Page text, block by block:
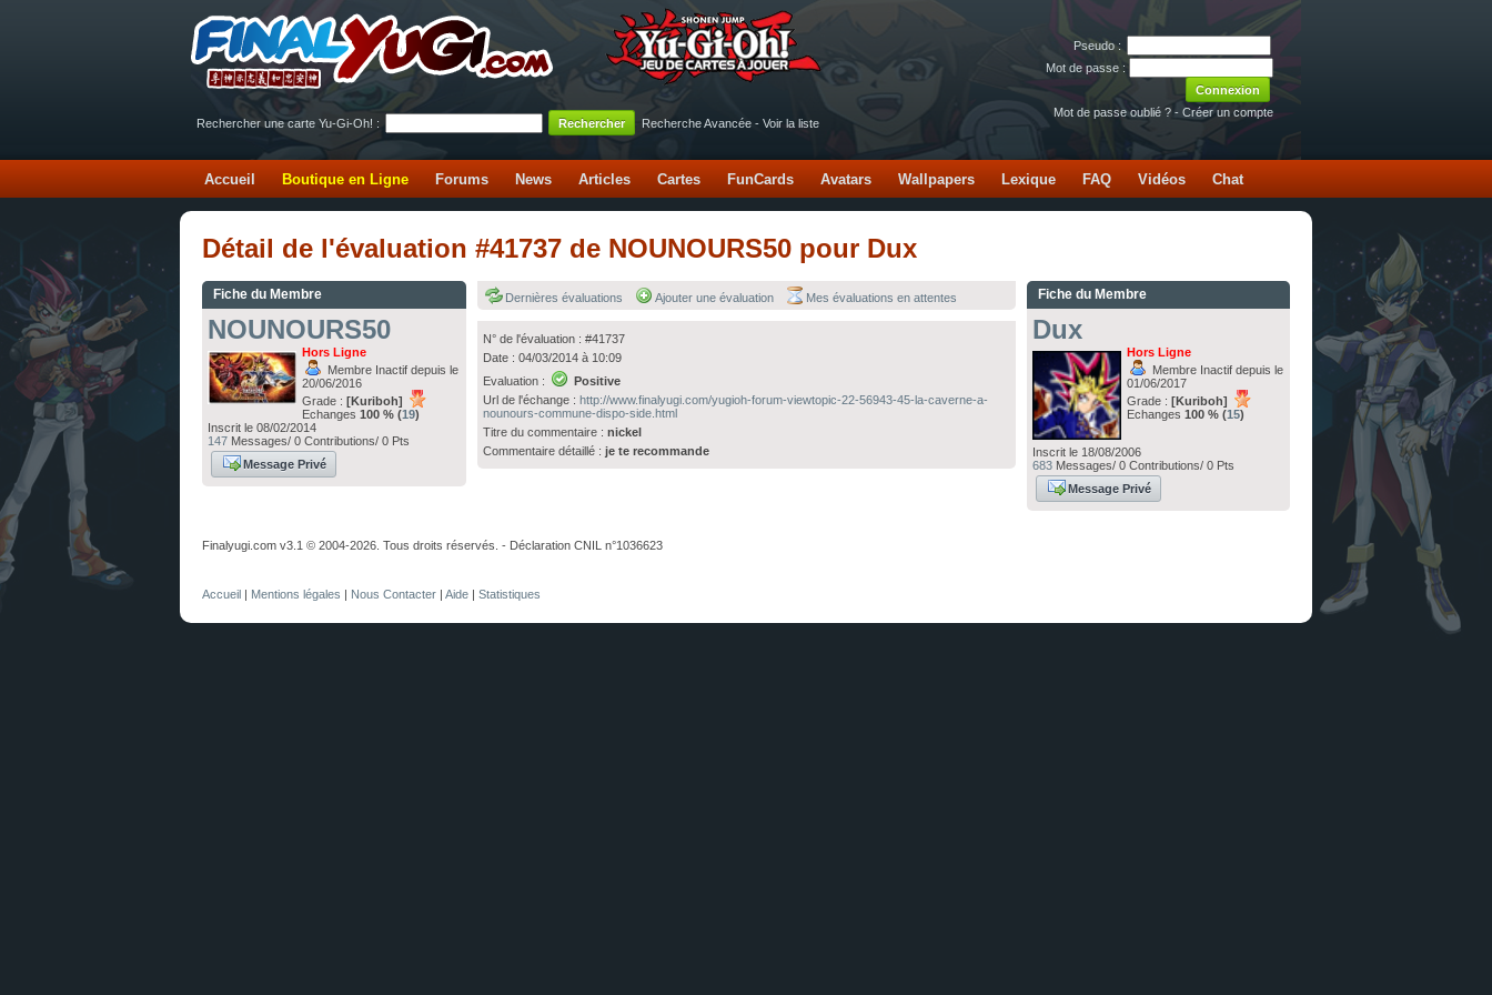
Pseudo :
Mot de passe :
Mot de passe oublié ? - Créer un compte
Rechercher une carte Yu-Gi-Oh! :
Recherche Avancée - Voir la liste
Accueil Boutique en Ligne Forums News Articles Cartes FunCards Avatars Wallpapers Lexique FAQ Vidéos Chat
Détail de l'évaluation #41737 de NOUNOURS50 pour Dux
Fiche du Membre
NOUNOURS50
Hors Ligne
Membre Inactif depuis le
20/06/2016
Grade : [Kuriboh]
Echanges 100 % (19)
Inscrit le 08/02/2014
147 Messages/ 0 Contributions/ 0 Pts
Message Privé
Dernières évaluations Ajouter une évaluation Mes évaluations en attentes
N° de l'évaluation : #41737
Date : 04/03/2014 à 10:09
Evaluation :
Positive
Url de l'échange : http://www.finalyugi.com/yugioh-forum-viewtopic-22-56943-45-la-caverne-a-
nounours-commune-dispo-side.html
Titre du commentaire : nickel
Commentaire détaillé : je te recommande
Fiche du Membre
Dux
Hors Ligne
Membre Inactif depuis le
01/06/2017
Grade : [Kuriboh]
Echanges 100 % (15)
Inscrit le 18/08/2006
683Messages/ 0 Contributions/ 0 Pts
Message Privé
Finalyugi.com v3.1 © 2004-2026. Tous droits réservés. - Déclaration CNIL n°1036623
Accueil | Mentions légales | Nous Contacter | Aide | Statistiques